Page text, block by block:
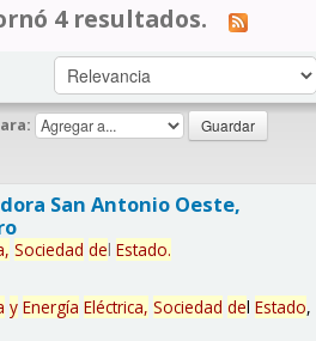
4 resultados.
San Antonio Oeste,
Sociedad del Estado.
y Energía Eléctrica, Sociedad del Estado,